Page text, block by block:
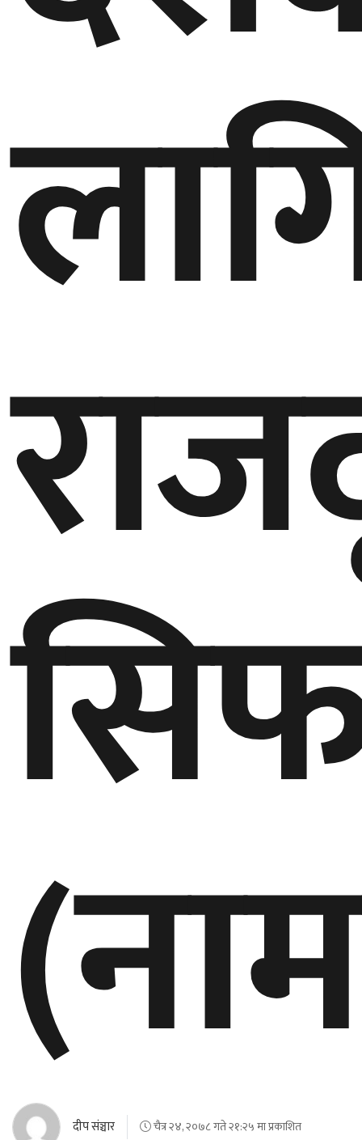
खेलकुद
घुमफिर
ब्लग
कला/
एसिया
यूरोप
क्यानाडा
अन्य
दीप संञ्चार चैत्र २४, २०७८ गते २१:२५ मा प्रकाशित